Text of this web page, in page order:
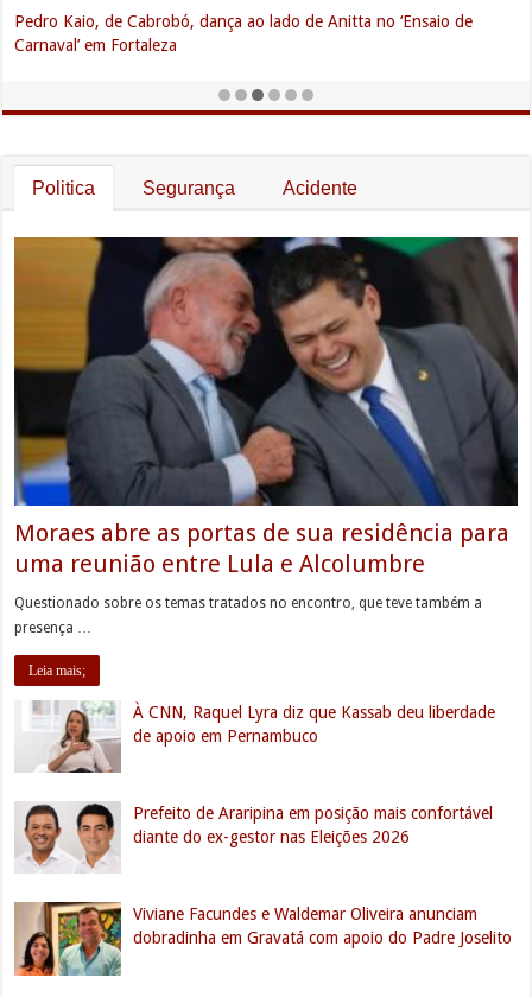
Pedro Kaio, de Cabrobó, dança ao lado de Anitta no ‘Ensaio de
Carnaval’ em Fortaleza
Politica Segurança Acidente
Moraes abre as portas de sua residência para
uma reunião entre Lula e Alcolumbre
Questionado sobre os temas tratados no encontro, que teve também a
presença …
Leia mais;
À CNN, Raquel Lyra diz que Kassab deu liberdade
de apoio em Pernambuco
Prefeito de Araripina em posição mais confortável
diante do ex-gestor nas Eleições 2026
Viviane Facundes e Waldemar Oliveira anunciam
dobradinha em Gravatá com apoio do Padre Joselito